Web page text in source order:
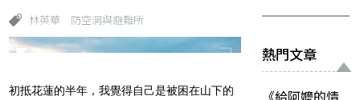
林英華 防空洞與避難所
初抵花蓮的半年，我覺得自己是被困在山下的
熱門文章